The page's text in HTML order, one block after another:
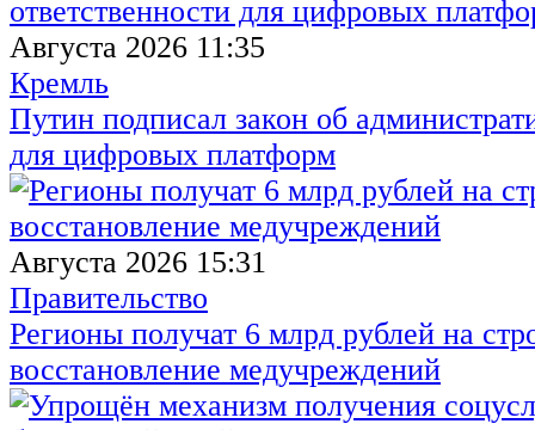
Августа 2026 11:35
Кремль
Путин подписал закон об
для цифровых платформ
Августа 2026 15:31
Правительство
Регионы получат 6 млрд рублей на
восстановление медучреждений